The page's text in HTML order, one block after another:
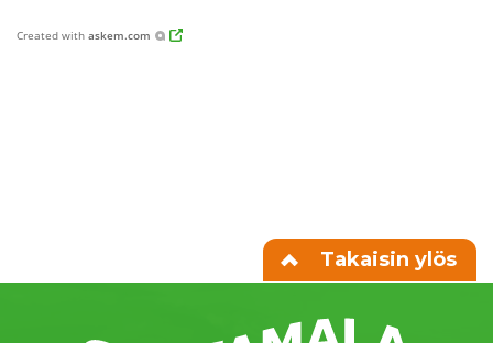
Created with askem.com
Takaisin ylös